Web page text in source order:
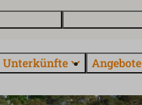
Unterkünfte Angebote